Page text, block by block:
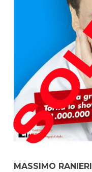
MASSIMO RANIERI